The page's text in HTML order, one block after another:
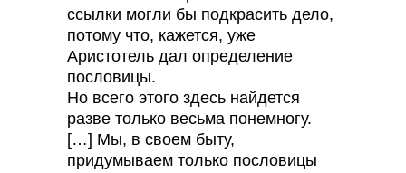
ссылки могли бы подкрасить дело,
потому что, кажется, уже
Аристотель дал определение
пословицы.
Но всего этого здесь найдется
разве только весьма понемногу.
[…] Мы, в своем быту,
придумываем только пословицы